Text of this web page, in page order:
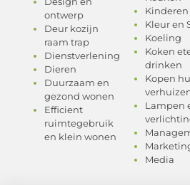
ontwerp
Deur kozijn
raam trap
Dienstverlening
Dieren
Duurzaam en
gezond wonen
Efficient
ruimtegebruik
en klein wonen
Kinderen
Kleur en
Koeling
Koken
drinken
Kopen
Lampen
Media